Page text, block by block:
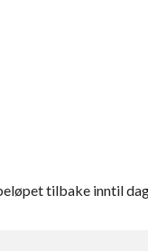
tilbake inntil